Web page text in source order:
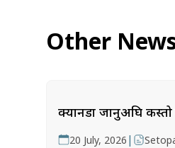
Other
क्यानडा जानुअघि कस्तो
20 July, 2026 |